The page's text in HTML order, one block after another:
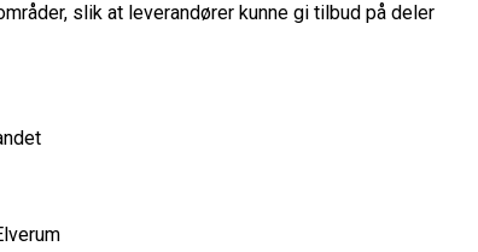
slik at leverandører kunne gi tilbud på deler